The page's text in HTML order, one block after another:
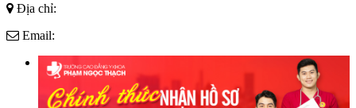
Địa chỉ:
Email: